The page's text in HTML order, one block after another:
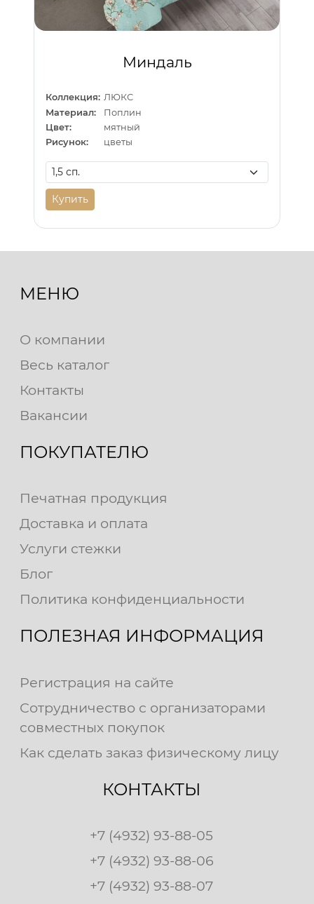
Миндаль
Коллекция: ЛЮКС
Материал:
Поплин
Цвет:
мятный
Рисунок:
цветы
Купить
МЕНЮ
О компании
Весь каталог
Контакты
Вакансии
ПОКУПАТЕЛЮ
Печатная продукция
Доставка и оплата
Услуги стежки
Блог
Политика конфиденциальности
ПОЛЕЗНАЯ ИНФОРМАЦИЯ
Регистрация на сайте
Сотрудничество с организаторами
совместных покупок
Как сделать заказ физическому лицу
КОНТАКТЫ
+7 (4932) 93-88-05
+7 (4932) 93-88-06
+7 (4932) 93-88-07